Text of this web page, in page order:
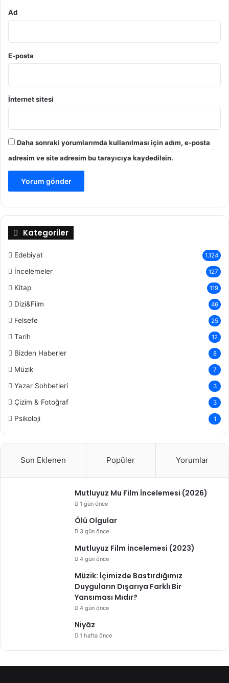
Ad
E-posta
İnternet sitesi
Daha sonraki yorumlarımda kullanılması için adım, e-posta
adresim ve site adresim bu tarayıcıya kaydedilsin.
Kategoriler
Edebiyat 1.124
İncelemeler 127
Kitap 119
Dizi&Film 46
Felsefe 25
Tarih 12
Bizden Haberler 8
Müzik 7
Yazar Sohbetleri 3
Çizim & Fotoğraf 3
Psikoloji 1
Son Eklenen Popüler Yorumlar
Mutluyuz Mu Film İncelemesi (2026)
1 gün önce
Ölü Olgular
3 gün önce
Mutluyuz Film İncelemesi (2023)
4 gün önce
Müzik: İçimizde Bastırdığımız
Duyguların Dışarıya Farklı Bir
Yansıması Mıdır?
4 gün önce
Niyâz
1 hafta önce